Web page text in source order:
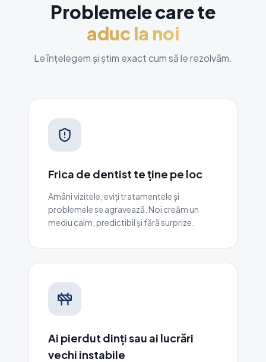
Problemele care te
aduc la noi
Le înțelegem și știm exact cum să le rezolvăm.
Frica de dentist te ține pe loc
Amâni vizitele, eviți tratamentele și
problemele se agravează. Noi creăm un
mediu calm, predictibil și fără surprize.
Ai pierdut dinți sau ai lucrări
vechi instabile